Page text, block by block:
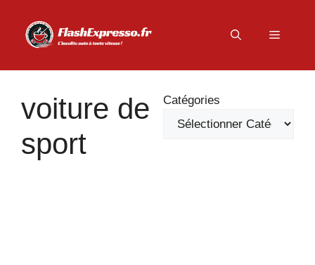
contenu
Menu
voiture de
sport
Catégories